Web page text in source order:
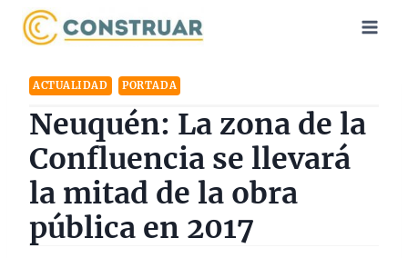
Saltar
ACTUALIDAD PORTADA
Neuquén: La zona de la
Confluencia se llevará
la mitad de la obra
pública en 2017